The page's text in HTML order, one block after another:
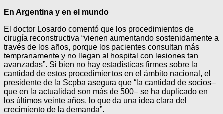
En Argentina y en el mundo
El doctor Losardo comentó que los procedimientos de
cirugía reconstructiva “vienen aumentando sostenidamente a
través de los años, porque los pacientes consultan más
tempranamente y no llegan al hospital con lesiones tan
avanzadas”. Si bien no hay estadísticas firmes sobre la
cantidad de estos procedimientos en el ámbito nacional, el
presidente de la Scpba asegura que “la cantidad de socios–
que en la actualidad son más de 500– se ha duplicado en
los últimos veinte años, lo que da una idea clara del
crecimiento de la demanda”.